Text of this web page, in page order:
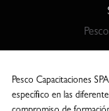
Pesco Capacitaciones
específico en las